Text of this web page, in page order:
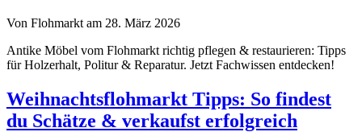
Von Flohmarkt am 28. März 2026
Antike Möbel vom Flohmarkt richtig pflegen & restaurieren: Tipps
für Holzerhalt, Politur & Reparatur. Jetzt Fachwissen entdecken!
Weihnachtsflohmarkt Tipps: So findest
du Schätze & verkaufst erfolgreich